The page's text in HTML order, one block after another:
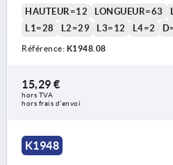
HAUTEUR=12 LONGUEUR=63
L1=28
L2=29 L3=12 L4=2
Référence: K1948.08
15,29 €
hors TVA
hors frais d’envoi
K1948